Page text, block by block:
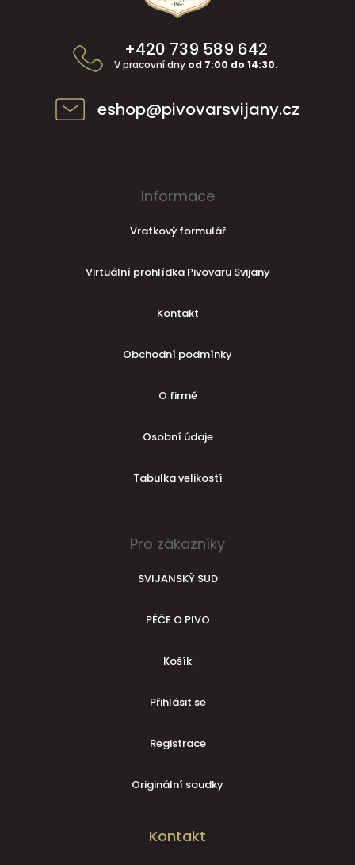
+420 739 589 642
V pracovní dny od 7:00 do 14:30.
eshop@pivovarsvijany.cz
Informace
Vratkový formulář
Virtuální prohlídka Pivovaru Svijany
Kontakt
Obchodní podmínky
O firmě
Osobní údaje
Tabulka velikostí
Pro zákazníky
SVIJANSKÝ SUD
PÉČE O PIVO
Košík
Přihlásit se
Registrace
Originální soudky
Kontakt